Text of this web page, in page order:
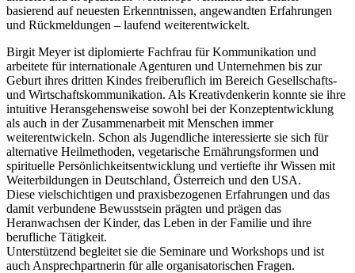
basierend auf neuesten Erkenntnissen, angewandten Erfahrungen
und Rückmeldungen – laufend weiterentwickelt.
Birgit Meyer ist diplomierte Fachfrau für Kommunikation und
arbeitete für internationale Agenturen und Unternehmen bis zur
Geburt ihres dritten Kindes freiberuflich im Bereich Gesellschafts-
und Wirtschaftskommunikation. Als Kreativdenkerin konnte sie ihre
intuitive Heransgehensweise sowohl bei der Konzeptentwicklung
als auch in der Zusammenarbeit mit Menschen immer
weiterentwickeln. Schon als Jugendliche interessierte sie sich für
alternative Heilmethoden, vegetarische Ernährungsformen und
spirituelle Persönlichkeitsentwicklung und vertiefte ihr Wissen mit
Weiterbildungen in Deutschland, Österreich und den USA.
Diese vielschichtigen und praxisbezogenen Erfahrungen und das
damit verbundene Bewusstsein prägten und prägen das
Heranwachsen der Kinder, das Leben in der Familie und ihre
berufliche Tätigkeit.
Unterstützend begleitet sie die Seminare und Workshops und ist
auch Ansprechpartnerin für alle organisatorischen Fragen.